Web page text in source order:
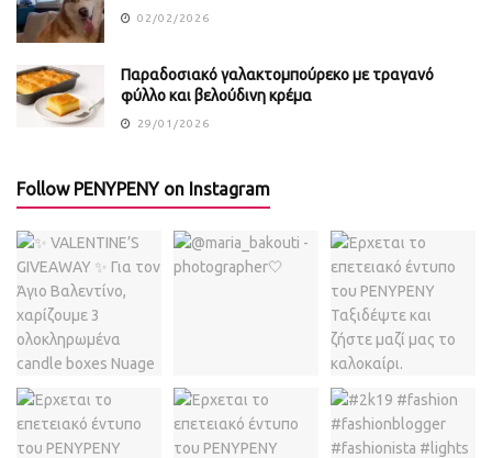
02/02/2026
Παραδοσιακό γαλακτομπούρεκο με τραγανό
φύλλο και βελούδινη κρέμα
29/01/2026
Follow PENYPENY on Instagram